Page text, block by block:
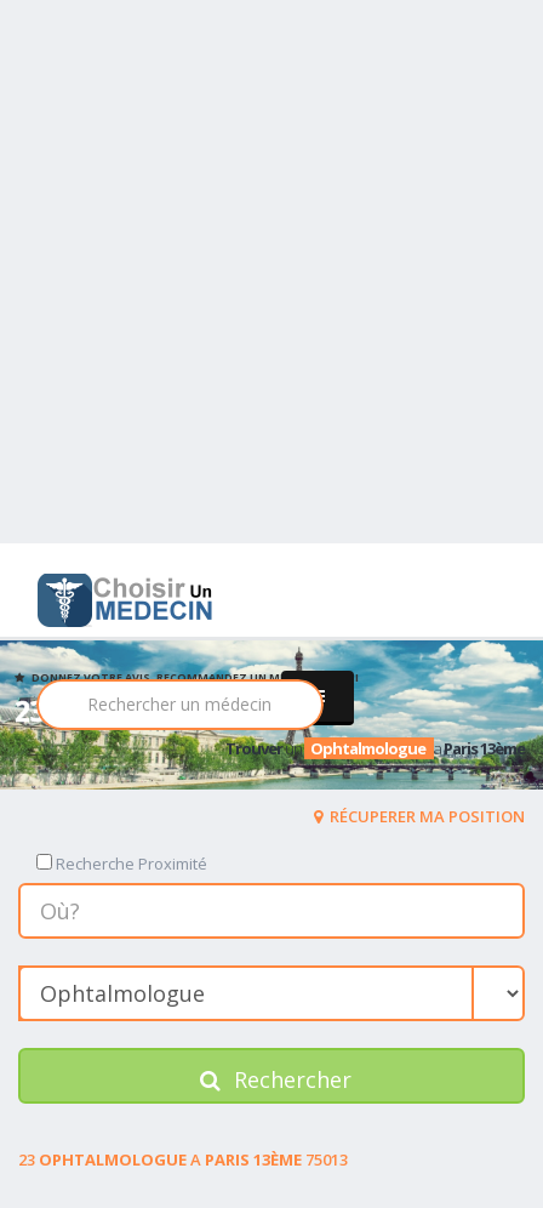
23 Ophtalmologue
DONNEZ VOTRE AVIS, RECOMMANDEZ UN MEDECIN PARMI
Trouverun Ophtalmologue aParis 13ème
RÉCUPERER MA POSITION
Recherche Proximité
Rechercher
23 OPHTALMOLOGUEA PARIS 13ÈME 75013